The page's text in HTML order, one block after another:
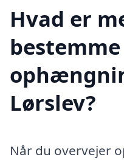
Hvad er
Lørslev?
Når du overvejer